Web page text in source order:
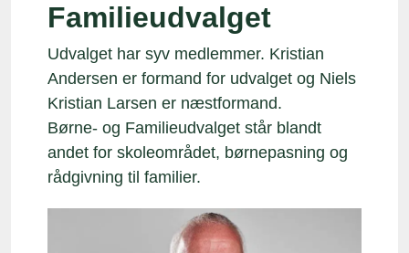
Familieudvalget
Udvalget har syv medlemmer. Kristian
Andersen er formand for udvalget og Niels
Kristian Larsen er næstformand.
Børne- og Familieudvalget står blandt
andet for skoleområdet, børnepasning og
rådgivning til familier.